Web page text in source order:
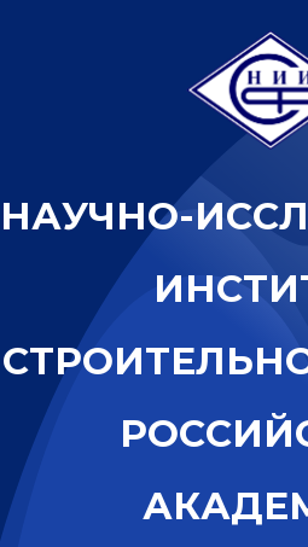
НАУЧНО-ИССЛ
ИНСТИ
СТРОИТЕЛЬН
РОССИЙ
АКАДЕ